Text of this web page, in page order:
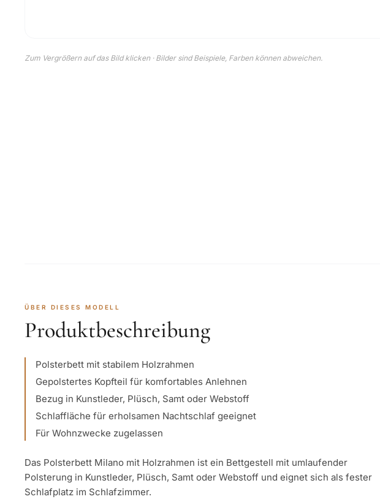
Zum Vergrößern auf das Bild klicken · Bilder sind Beispiele, Farben können abweichen.
ÜBER DIESES MODELL
Produktbeschreibung
Polsterbett mit stabilem Holzrahmen
Gepolstertes Kopfteil für komfortables Anlehnen
Bezug in Kunstleder, Plüsch, Samt oder Webstoff
Schlaffläche für erholsamen Nachtschlaf geeignet
Für Wohnzwecke zugelassen
Das Polsterbett Milano mit Holzrahmen ist ein Bettgestell mit umlaufender
Polsterung in Kunstleder, Plüsch, Samt oder Webstoff und eignet sich als fester
Schlafplatz im Schlafzimmer.